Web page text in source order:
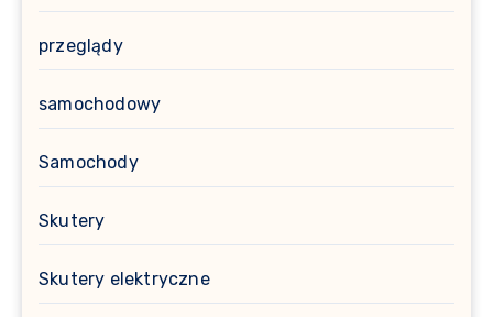
przeglądy
samochodowy
Samochody
Skutery
Skutery elektryczne